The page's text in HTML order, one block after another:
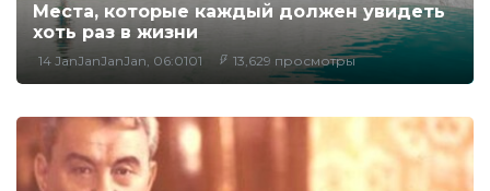
Места, которые каждый должен увидеть
хоть раз в жизни
14 JanJanJanJan, 06:0101 13,629 просмотры